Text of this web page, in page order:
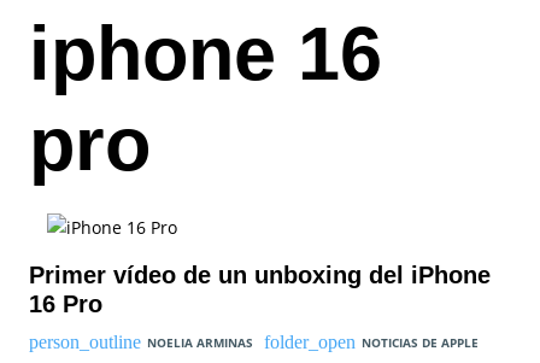
iphone 16
pro
Primer vídeo de un unboxing del iPhone
16 Pro
NOELIA ARMINAS
NOTICIAS DE APPLE